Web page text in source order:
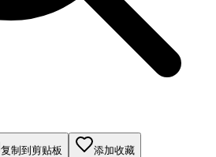
复制到剪贴板 添加收藏